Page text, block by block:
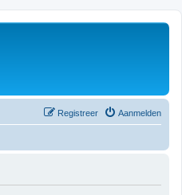
Aanmelden
Registreer